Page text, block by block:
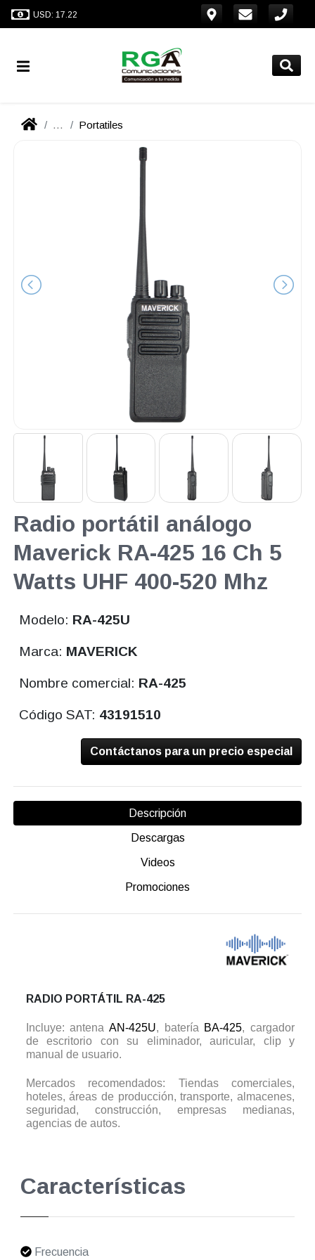
USD: 17.22
... Portatiles
Radio portátil análogo
Maverick RA-425 16 Ch 5
Watts UHF 400-520 Mhz
Modelo: RA-425U
Marca: MAVERICK
Nombre comercial: RA-425
Código SAT: 43191510
Contáctanos para un precio especial
Descripción
Descargas
Videos
Promociones
RADIO PORTÁTIL RA-425
Incluye: antenaAN-425U, batería BA-425, cargador
de escritorio con su eliminador, auricular, clip y
manual de usuario.
Mercados recomendados: Tiendas comerciales,
hoteles, áreas de producción, transporte, almacenes,
seguridad, construcción, empresas medianas,
agencias de autos.
Características
Frecuencia